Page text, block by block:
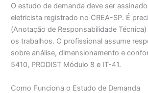
O estudo de demanda deve ser
eletricista registrado no CREA-SP. É
(Anotação de Responsabilidade
os trabalhos. O profissional assume
sobre análise, dimensionamento e
5410, PRODIST Módulo 8 e IT-41.
Como Funciona o Estudo de Demanda